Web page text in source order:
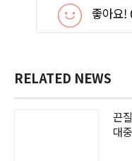
좋아요!
RELATED NEWS
끈
대